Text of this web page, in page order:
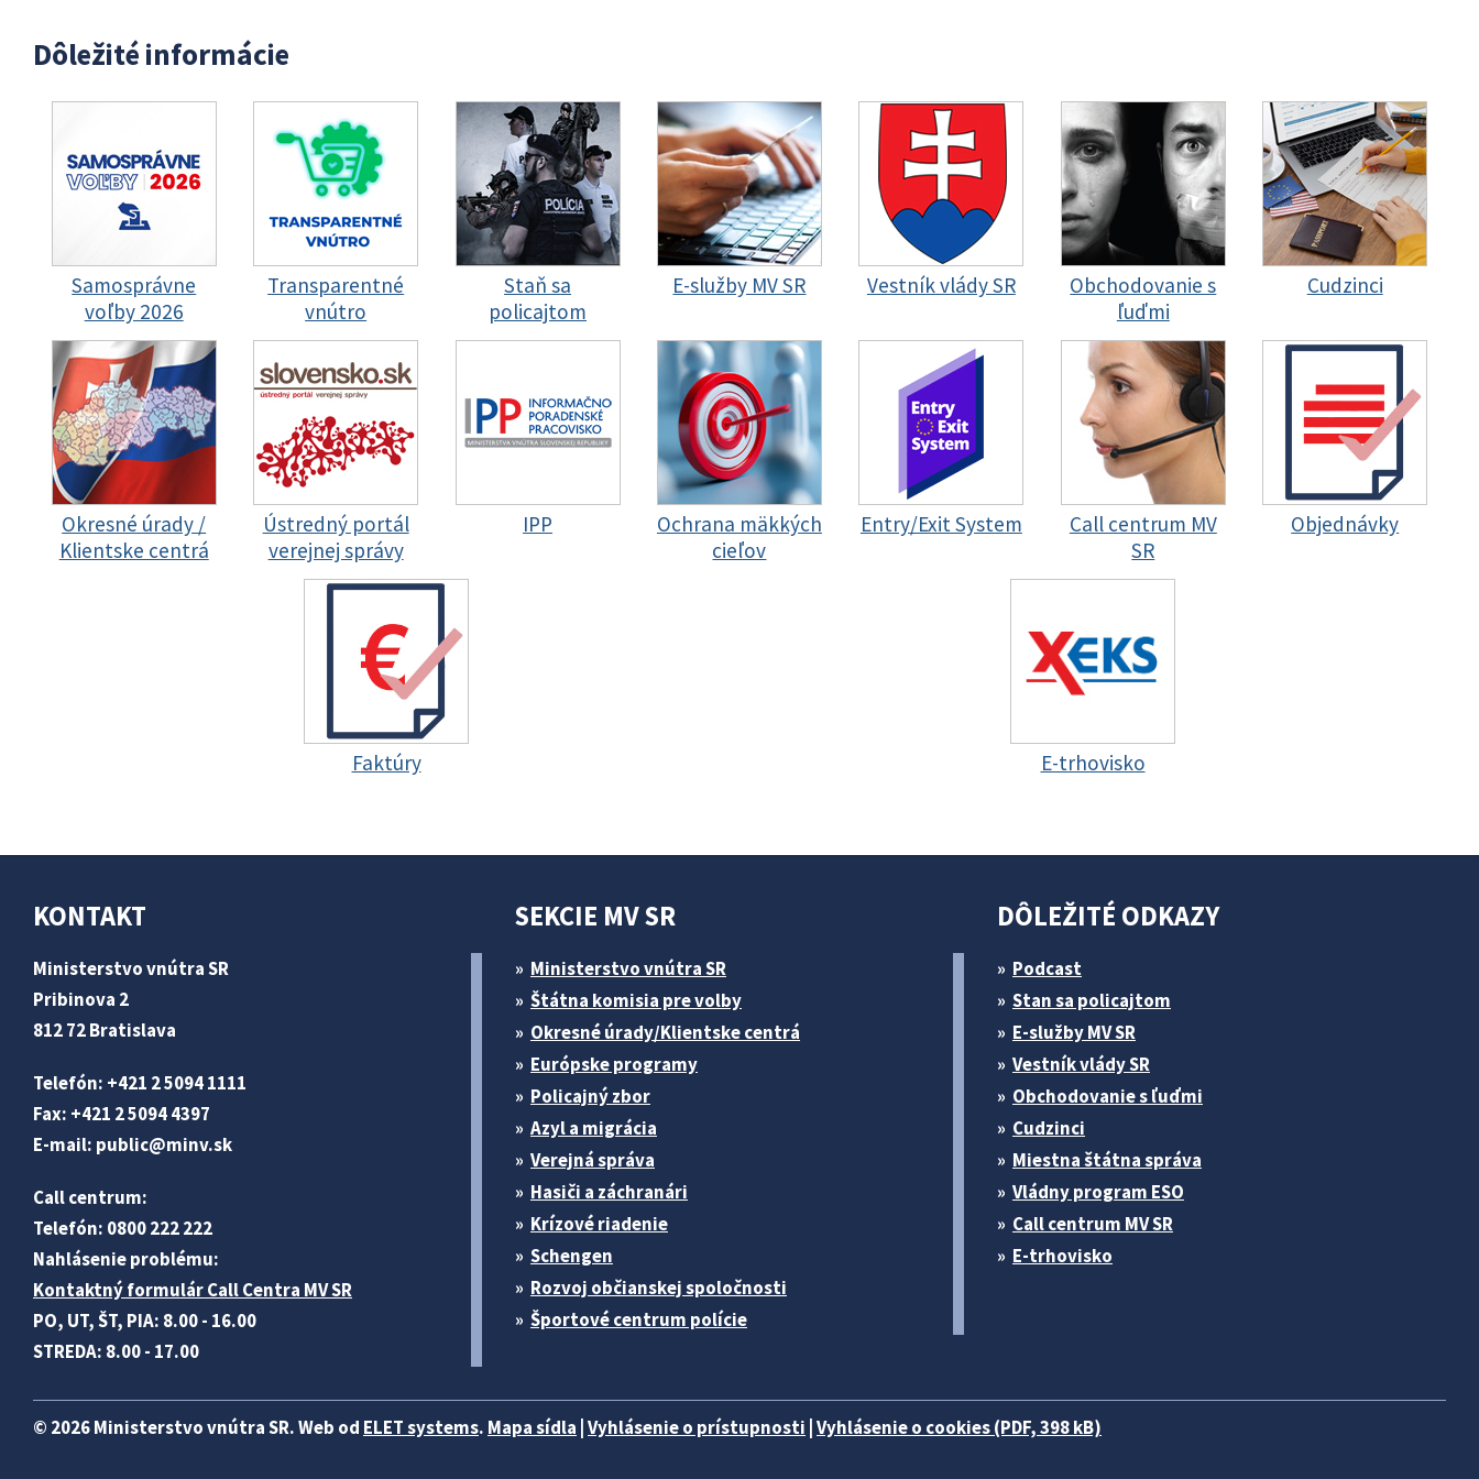
Dôležité informácie
Samosprávne
voľby 2026
Transparentné
vnútro
Staň sa
policajtom
E-služby MV SR Vestník vlády SR
Obchodovanie s
ľuďmi
Cudzinci
Okresné úrady /
Klientske centrá
Ústredný portál
verejnej správy
IPP
Ochrana mäkkých
cieľov
Entry/Exit System
Call centrum MV
SR
Objednávky
Faktúry E-trhovisko
KONTAKT
Ministerstvo vnútra SR
Pribinova 2
812 72 Bratislava
Telefón: +421 2 5094 1111
Fax: +421 2 5094 4397
E-mail: public@minv.sk
Call centrum:
Telefón: 0800 222 222
Nahlásenie problému:
Kontaktný formulár Call Centra MV SR
PO, UT, ŠT, PIA: 8.00 - 16.00
STREDA: 8.00 - 17.00
SEKCIE MV SR
Ministerstvo vnútra SR
Štátna komisia pre volby
Okresné úrady/Klientske centrá
Európske programy
Policajný zbor
Azyl a migrácia
Verejná správa
Hasiči a záchranári
Krízové riadenie
Schengen
Rozvoj občianskej spoločnosti
Športové centrum polície
DÔLEŽITÉ ODKAZY
Podcast
Stan sa policajtom
E-služby MV SR
Vestník vlády SR
Obchodovanie s ľuďmi
Cudzinci
Miestna štátna správa
Vládny program ESO
Call centrum MV SR
E-trhovisko
© 2026 Ministerstvo vnútra SR. Web od ELET systems. Mapa sídla Vyhlásenie o prístupnosti Vyhlásenie o cookies (PDF, 398 kB)